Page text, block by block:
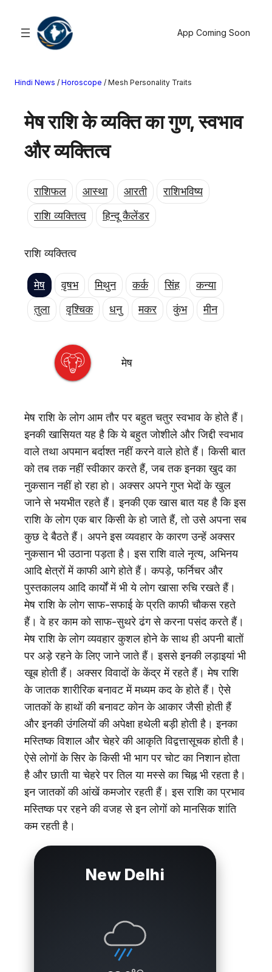
मनोरंजन
खेल
राज्य
राष्ट्रीय
व्यापार
करियर
राशिफल
एजुकेशन
Facebook
Instagram
X
App Coming Soon
Hindi News / Horoscope / Mesh Personality Traits
मेष राशि के व्यक्ति का गुण, स्वभाव
और व्यक्तित्व
राशिफल आस्था आरती
राशिभविष्य
राशि व्यक्तित्व
हिन्दू कैलेंडर
राशि व्यक्तित्व
मेष वृषभ मिथुन कर्क सिंह
कन्या
तुला
वृश्चिक धनु मकर कुंभ मीन
मेष
मेष राशि के लोग आम तौर पर बहुत चतुर स्वभाव के होते हैं।
इनकी खासियत यह है कि ये बहुत जोशीले और जिद्दी स्वभाव
वाले तथा अपमान बर्दाश्त नहीं करने वाले होते हैं। किसी बात
को तब तक नहीं स्वीकार करते हैं, जब तक इनका खुद का
नुकसान नहीं हो रहा हो। अक्सर अपने गुप्त भेदों के खुल
जाने से भयभीत रहते हैं। इनकी एक खास बात यह है कि इस
राशि के लोग एक बार किसी के हो जाते हैं, तो उसे अपना सब
कुछ दे बैठते हैं। अपने इस व्यवहार के कारण उन्हें अक्सर
नुकसान भी उठाना पड़ता है। इस राशि वाले नृत्य, अभिनय
आदि क्षेत्रों में काफी आगे होते हैं। कपड़े, फर्निचर और
पुस्तकालय आदि कार्यों में भी ये लोग खासा रुचि रखते हैं।
मेष राशि के लोग साफ-सफाई के प्रति काफी चौकस रहते
हैं। वे हर काम को साफ-सुथरे ढंग से करना पसंद करते हैं।
मेष राशि के लोग व्यवहार कुशल होने के साथ ही अपनी बातों
पर अड़े रहने के लिए जाने जाते हैं। इससे इनकी लड़ाइयां भी
खूब होती हैं। अक्सर विवादों के केंद्र में रहते हैं। मेष राशि
के जातक शारीरिक बनावट में मध्यम कद के होते हैं। ऐसे
जातकों के हाथों की बनावट कोन के आकार जैसी होती हैं
और इनकी उंगलियों की अपेक्षा हथेली बड़ी होती है। इनका
मस्तिष्क विशाल और चेहरे की आकृति विद्वत्तासूचक होती है।
ऐसे लोगों के सिर के किसी भी भाग पर चोट का निशान होता
है और छाती या चेहरे पर तिल या मस्से का चिह्न भी रहता है।
इन जातकों की आंखें कमजोर रहती हैं। इस राशि का प्रभाव
मस्तिष्क पर रहने की वजह से इन लोगों को मानसिक शांति
कम रहती है।
New Delhi